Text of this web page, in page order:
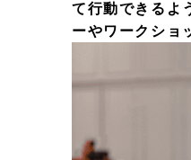
て行動できるよ
ーやワークショ